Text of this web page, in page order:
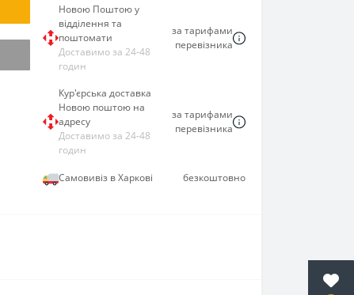
Новою Поштою у
відділення та
поштомати
Доставимо за 24-48
годин
за тарифами
перевізника
Кур'єрська доставка
Новою поштою на
адресу
Доставимо за 24-48
годин
за тарифами
перевізника
Самовивіз в Харкові безкоштовно